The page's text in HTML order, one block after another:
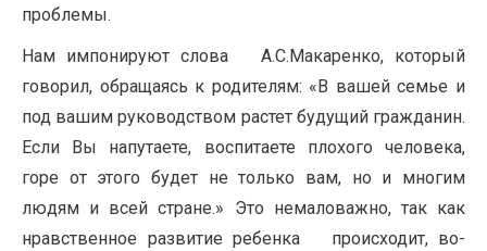
проблемы.
Нам импонируют слова А.С.Макаренко, который
говорил, обращаясь к родителям: «В вашей семье и
под вашим руководством растет будущий гражданин.
Если Вы напутаете, воспитаете плохого человека,
горе от этого будет не только вам, но и многим
людям и всей стране.» Это немаловажно, так как
нравственное развитие ребенка происходит, во-